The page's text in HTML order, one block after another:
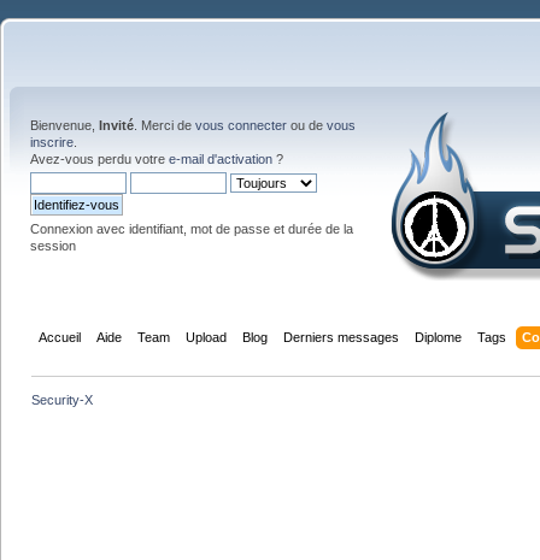
Bienvenue, Invité . Merci de vous connecter ou de vous
inscrire
Avez-vous perdu votre e-mail d'activation ?
Connexion avec identifiant, mot de passe et durée de la
session
Accueil Aide Team Upload Blog Derniers messages Diplome Tags
Security-X